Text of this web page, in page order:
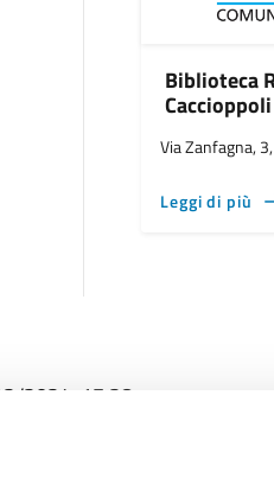
Biblioteca
Caccioppoli
Via Zanfagna,
Leggi di più
2024, 17:28